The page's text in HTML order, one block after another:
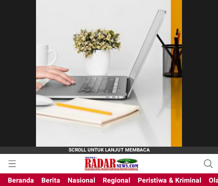
M-Radar News
media online
Beranda
Berita Nasional Regional Peristiwa & Kriminal